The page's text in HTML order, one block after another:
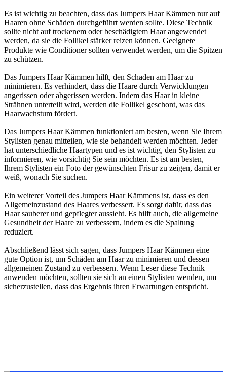
Es ist wichtig zu beachten, dass das Jumpers Haar Kämmen nur auf
Haaren ohne Schäden durchgeführt werden sollte. Diese Technik
sollte nicht auf trockenem oder beschädigtem Haar angewendet
werden, da sie die Follikel stärker reizen können. Geeignete
Produkte wie Conditioner sollten verwendet werden, um die Spitzen
zu schützen.
Das Jumpers Haar Kämmen hilft, den Schaden am Haar zu
minimieren. Es verhindert, dass die Haare durch Verwicklungen
angerissen oder abgerissen werden. Indem das Haar in kleine
Strähnen unterteilt wird, werden die Follikel geschont, was das
Haarwachstum fördert.
Das Jumpers Haar Kämmen funktioniert am besten, wenn Sie Ihrem
Stylisten genau mitteilen, wie sie behandelt werden möchten. Jeder
hat unterschiedliche Haartypen und es ist wichtig, den Stylisten zu
informieren, wie vorsichtig Sie sein möchten. Es ist am besten,
Ihrem Stylisten ein Foto der gewünschten Frisur zu zeigen, damit er
weiß, wonach Sie suchen.
Ein weiterer Vorteil des Jumpers Haar Kämmens ist, dass es den
Allgemeinzustand des Haares verbessert. Es sorgt dafür, dass das
Haar sauberer und gepflegter aussieht. Es hilft auch, die allgemeine
Gesundheit der Haare zu verbessern, indem es die Spaltung
reduziert.
Abschließend lässt sich sagen, dass Jumpers Haar Kämmen eine
gute Option ist, um Schäden am Haar zu minimieren und dessen
allgemeinen Zustand zu verbessern. Wenn Leser diese Technik
anwenden möchten, sollten sie sich an einen Stylisten wenden, um
sicherzustellen, dass das Ergebnis ihren Erwartungen entspricht.